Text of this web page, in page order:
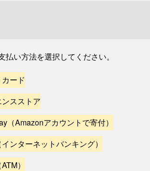
払い方法を選択してください。
ード
スストア
（Amazonアカウントで寄付）
ンターネットバンキング）
）